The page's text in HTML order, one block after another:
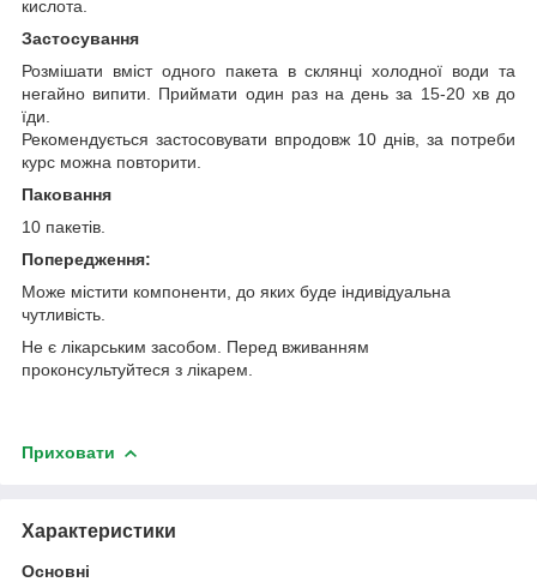
кислота.
Застосування
Розмішати вміст одного пакета в склянці холодної води та
негайно випити. Приймати один раз на день за 15-20 хв до
їди.
Рекомендується застосовувати впродовж 10 днів, за потреби
курс можна повторити.
Паковання
10 пакетів.
Попередження:
Може містити компоненти, до яких буде індивідуальна
чутливість.
Не є лікарським засобом. Перед вживанням
проконсультуйтеся з лікарем.
Приховати
Характеристики
Основні